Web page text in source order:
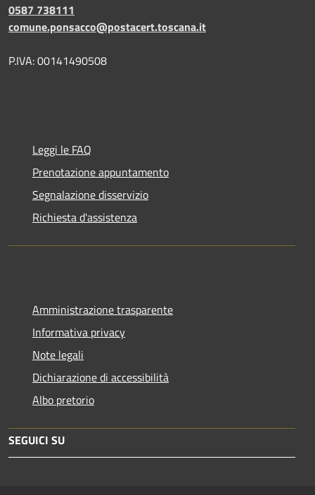
0587 738111
comune.ponsacco@postacert.toscana.it
P.IVA: 00141490508
Leggi le FAQ
Prenotazione appuntamento
Segnalazione disservizio
Richiesta d'assistenza
Amministrazione trasparente
Informativa privacy
Note legali
Dichiarazione di accessibilità
Albo pretorio
SEGUICI SU